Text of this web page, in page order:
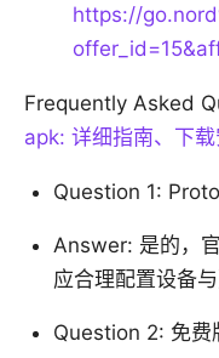
https://
Frequently Asked
apk: 详细指南、下
Question 1:
Answer: 是的，
应合理配置设备与
Question 2: 免费